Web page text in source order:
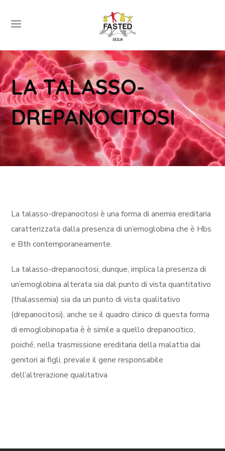
LA TALASSO-
DREPANOCITOSI
La talasso-drepanocitosi è una forma di anemia ereditaria
caratterizzata dalla presenza di un’emoglobina che è Hbs
e Bth contemporaneamente.
La talasso-drepanocitosi, dunque, implica la presenza di
un’emoglobina alterata sia dal punto di vista quantitativo
(thalassemia) sia da un punto di vista qualitativo
(drepanocitosi), anche se il quadro clinico di questa forma
di emoglobinopatia è è simile a quello drepanocitico,
poiché, nella trasmissione ereditaria della malattia dai
genitori ai figli, prevale il gene responsabile
dell’altrerazione qualitativa